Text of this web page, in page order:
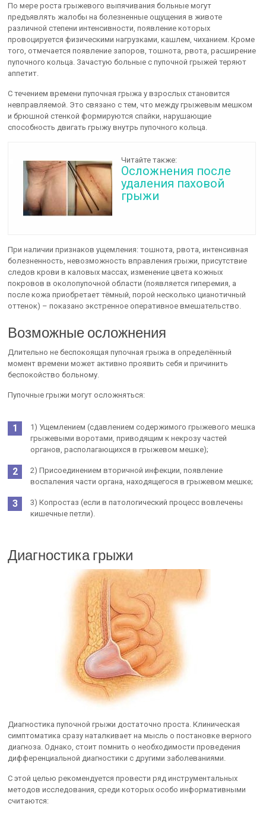
По мере роста грыжевого выпячивания больные могут
предъявлять жалобы на болезненные ощущения в животе
различной степени интенсивности, появление которых
провоцируется физическими нагрузками, кашлем, чиханием. Кроме
того, отмечается появление запоров, тошнота, рвота, расширение
пупочного кольца. Зачастую больные с пупочной грыжей теряют
аппетит.
С течением времени пупочная грыжа у взрослых становится
невправляемой. Это связано с тем, что между грыжевым мешком
и брюшной стенкой формируются спайки, нарушающие
способность двигать грыжу внутрь пупочного кольца.
Читайте также:
Осложнения после
удаления паховой
грыжи
При наличии признаков ущемления: тошнота, рвота, интенсивная
болезненность, невозможность вправления грыжи, присутствие
следов крови в каловых массах, изменение цвета кожных
покровов в околопупочной области (появляется гиперемия, а
после кожа приобретает тёмный, порой несколько цианотичный
оттенок) – показано экстренное оперативное вмешательство.
Возможные осложнения
Длительно не беспокоящая пупочная грыжа в определённый
момент времени может активно проявить себя и причинить
беспокойство больному.
Пупочные грыжи могут осложняться:
1) Ущемлением (сдавлением содержимого грыжевого мешка
грыжевыми воротами, приводящим к некрозу частей
органов, располагающихся в грыжевом мешке);
2) Присоединением вторичной инфекции, появление
воспаления части органа, находящегося в грыжевом мешке;
3) Копростаз (если в патологический процесс вовлечены
кишечные петли).
Диагностика грыжи
Диагностика пупочной грыжи достаточно проста. Клиническая
симптоматика сразу наталкивает на мысль о постановке верного
диагноза. Однако, стоит помнить о необходимости проведения
дифференциальной диагностики с другими заболеваниями.
С этой целью рекомендуется провести ряд инструментальных
методов исследования, среди которых особо информативными
считаются: